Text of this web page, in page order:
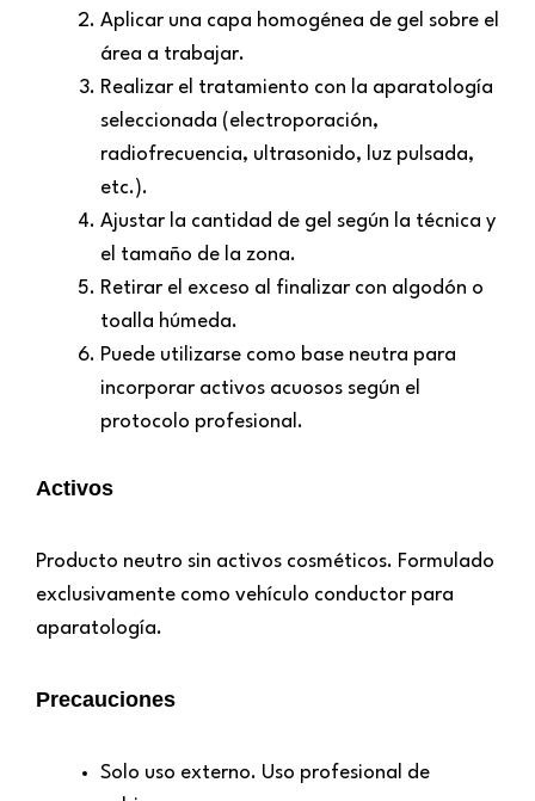
Aplicar una capa homogénea de gel sobre el
área a trabajar.
Realizar el tratamiento con la aparatología
seleccionada (electroporación,
radiofrecuencia, ultrasonido, luz pulsada,
etc.).
Ajustar la cantidad de gel según la técnica y
el tamaño de la zona.
Retirar el exceso al finalizar con algodón o
toalla húmeda.
Puede utilizarse como base neutra para
incorporar activos acuosos según el
protocolo profesional.
Activos
Producto neutro sin activos cosméticos. Formulado
exclusivamente como vehículo conductor para
aparatología.
Precauciones
Solo uso externo. Uso profesional de